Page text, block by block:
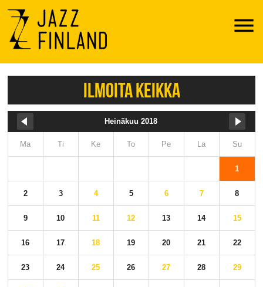
Menu
ILMOITA KEIKKA
Heinäkuu 2018
Ma Ti Ke To Pe La Su
1
2 3 4 5 6 7 8
9 10 11 12 13 14 15
16 17 18 19 20 21 22
23 24 25 26 27 28 29